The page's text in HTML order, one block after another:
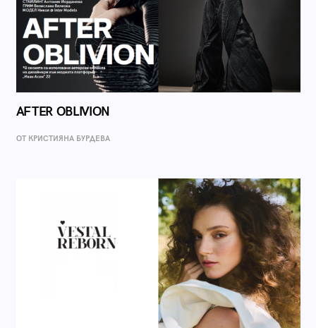
AFTER OBLIVION
ОТ КРИСТИЯНА БУРДЕВА